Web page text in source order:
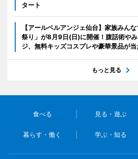
タート
【アールベルアンジェ仙台】家族みん
祭り」が8月9日(日)に開催！腹話術や
ジ、無料キッズコスプレや豪華景品が当
もっと見る
食べる 見る・遊ぶ
暮らす・働く 学ぶ・知る